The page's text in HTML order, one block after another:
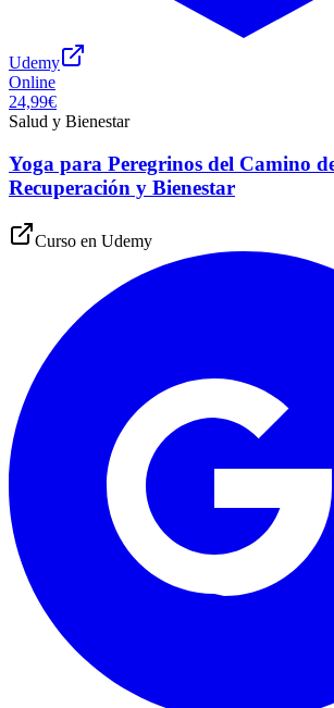
Udemy
Online
24,99€
Salud y Bienestar
Yoga para Peregrinos del Camino
Recuperación y Bienestar
Curso en Udemy